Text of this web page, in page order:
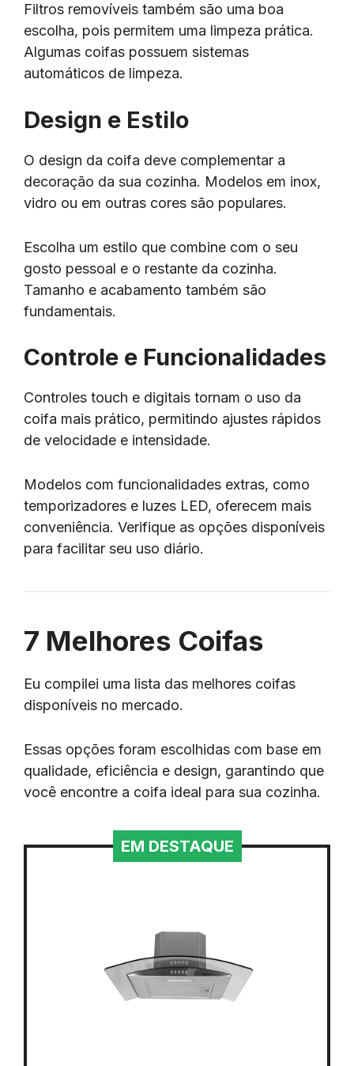
Filtros removíveis também são uma boa
escolha, pois permitem uma limpeza prática.
Algumas coifas possuem sistemas
automáticos de limpeza.
Design e Estilo
O design da coifa deve complementar a
decoração da sua cozinha. Modelos em inox,
vidro ou em outras cores são populares.
Escolha um estilo que combine com o seu
gosto pessoal e o restante da cozinha.
Tamanho e acabamento também são
fundamentais.
Controle e Funcionalidades
Controles touch e digitais tornam o uso da
coifa mais prático, permitindo ajustes rápidos
de velocidade e intensidade.
Modelos com funcionalidades extras, como
temporizadores e luzes LED, oferecem mais
conveniência. Verifique as opções disponíveis
para facilitar seu uso diário.
7 Melhores Coifas
Eu compilei uma lista das melhores coifas
disponíveis no mercado.
Essas opções foram escolhidas com base em
qualidade, eficiência e design, garantindo que
você encontre a coifa ideal para sua cozinha.
EM DESTAQUE